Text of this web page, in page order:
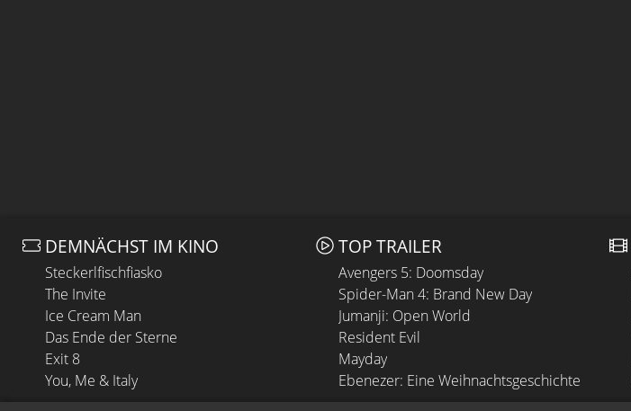
DEMNÄCHST IM KINO
Steckerlfischfiasko
The Invite
Ice Cream Man
Das Ende der Sterne
Exit 8
You, Me & Italy
TOP TRAILER
Avengers 5: Doomsday
Spider-Man 4: Brand New Day
Jumanji: Open World
Resident Evil
Mayday
Ebenezer: Eine Weihnachtsgeschichte